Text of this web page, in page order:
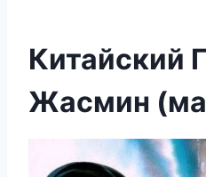
Китайский
Жасмин